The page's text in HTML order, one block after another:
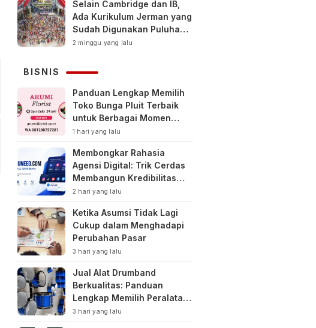
Selain Cambridge dan IB,
Ada Kurikulum Jerman yang
Sudah Digunakan Puluhan
Tahun di Indonesia
2 minggu yang lalu
BISNIS
Panduan Lengkap Memilih
Toko Bunga Pluit Terbaik
untuk Berbagai Momen
Spesial
1 hari yang lalu
Membongkar Rahasia
Agensi Digital: Trik Cerdas
Membangun Kredibilitas
Toko Online Baru
2 hari yang lalu
Ketika Asumsi Tidak Lagi
Cukup dalam Menghadapi
Perubahan Pasar
3 hari yang lalu
Jual Alat Drumband
Berkualitas: Panduan
Lengkap Memilih Peralatan
Drumband Terbaik untuk
Sekolah, Instansi, dan
3 hari yang lalu